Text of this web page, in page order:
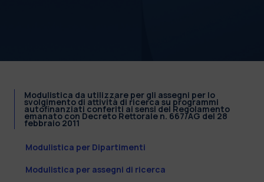
Modulistica da utilizzare per gli assegni per lo
svolgimento di attività di ricerca su programmi
autofinanziati conferiti ai sensi del Regolamento
emanato con Decreto Rettorale n. 667/AG del 28
febbraio 2011
Modulistica per Dipartimenti
Modulistica per assegni di ricerca